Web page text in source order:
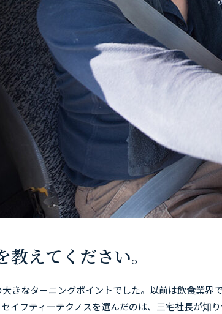
えてください。
きなターニングポイントでした。以前は飲食業
イフティーテクノスを選んだのは、三宅社長が